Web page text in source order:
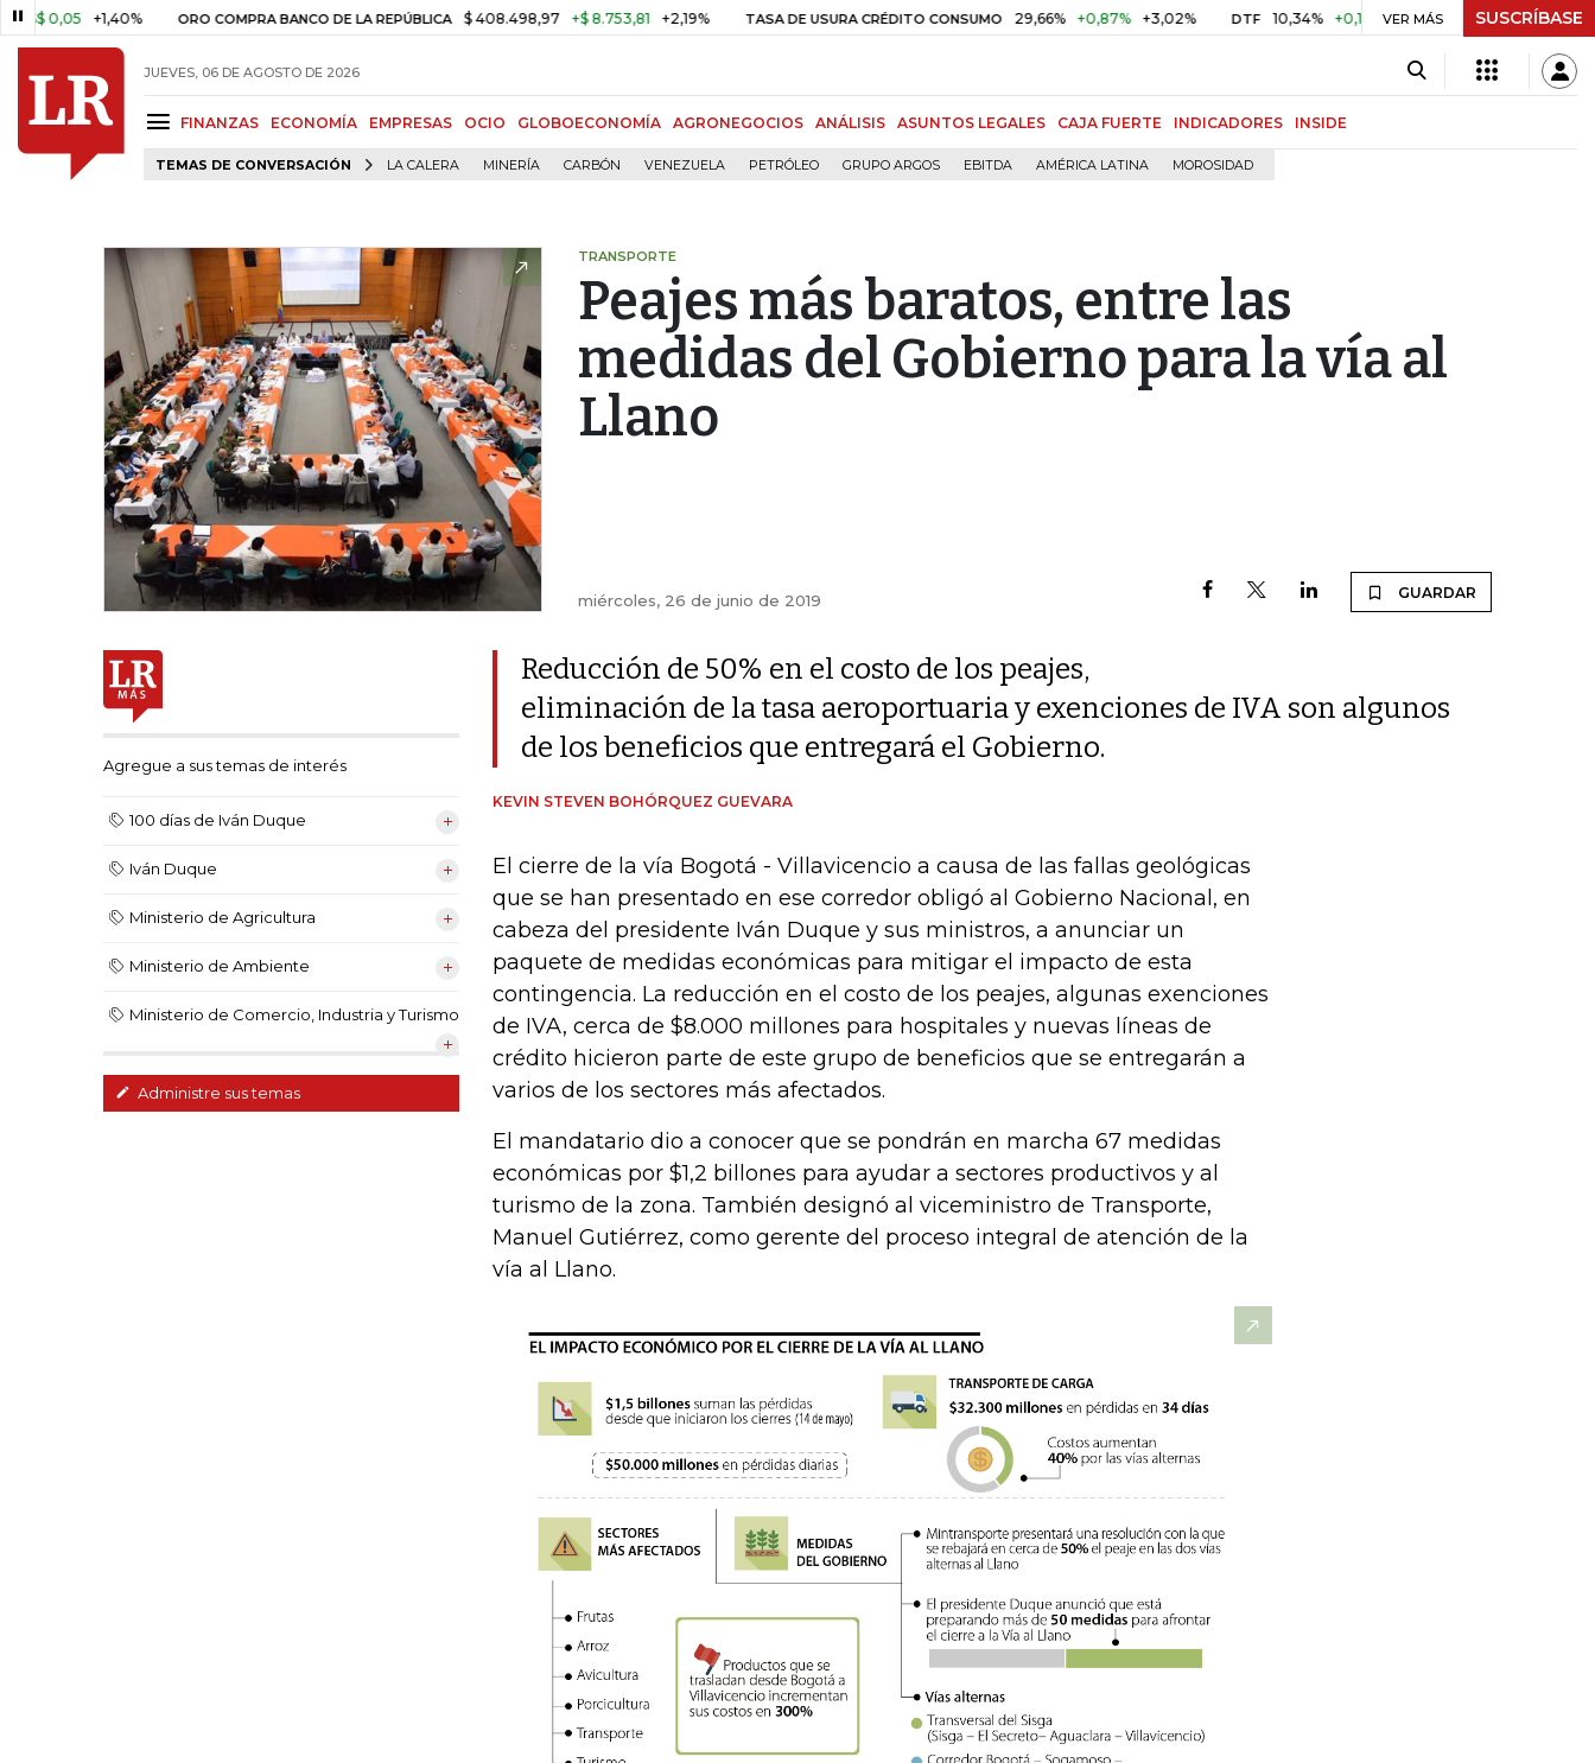
+1,40% ORO COMPRA BANCO DE LA REPÚBLICA $ 408.498,97 +$ 8.753,81 +2,19% TASA DE USURA CRÉDITO CONSUMO 29,66% +0,87% +3,02% DTF 10,34% +0,10% +0,98% UVR $ 416,86 +$ 0,05
VER MÁS SUSCRÍBASE
JUEVES, 06 DE AGOSTO DE 2026
FINANZAS ECONOMÍA EMPRESAS OCIO GLOBOECONOMÍA AGRONEGOCIOS ANÁLISIS ASUNTOS LEGALES CAJA FUERTE INDICADORES INSIDE
TEMAS DE CONVERSACIÓN LA CALERA MINERÍA CARBÓN VENEZUELA PETRÓLEO GRUPO ARGOS EBITDA AMÉRICA LATINA MOROSIDAD
TRANSPORTE
Peajes más baratos, entre las
medidas del Gobierno para la vía al
Llano
miércoles, 26 de junio de 2019 GUARDAR
Agregue a sus temas de interés
100 días de Iván Duque
Iván Duque
Ministerio de Agricultura
Ministerio de Ambiente
Ministerio de Comercio, Industria y Turismo
Administre sus temas
Reducción de 50% en el costo de los peajes,
eliminación de la tasa aeroportuaria y exenciones de IVA son algunos
de los beneficios que entregará el Gobierno.
KEVIN STEVEN BOHÓRQUEZ GUEVARA
El cierre de la vía Bogotá - Villavicencio a causa de las fallas geológicas
que se han presentado en ese corredor obligó al Gobierno Nacional, en
cabeza del presidente Iván Duque y sus ministros, a anunciar un
paquete de medidas económicas para mitigar el impacto de esta
contingencia. La reducción en el costo de los peajes, algunas exenciones
de IVA, cerca de $8.000 millones para hospitales y nuevas líneas de
crédito hicieron parte de este grupo de beneficios que se entregarán a
varios de los sectores más afectados.
El mandatario dio a conocer que se pondrán en marcha 67 medidas
económicas por $1,2 billones para ayudar a sectores productivos y al
turismo de la zona. También designó al viceministro de Transporte,
Manuel Gutiérrez, como gerente del proceso integral de atención de la
vía al Llano.